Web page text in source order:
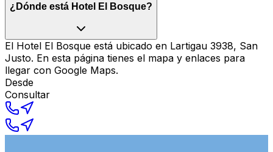
¿Dónde está Hotel El Bosque?
El Hotel El Bosque está ubicado en Lartigau 3938, San
Justo. En esta página tienes el mapa y enlaces para
llegar con Google Maps.
Desde
Consultar